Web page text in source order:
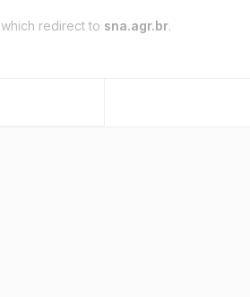
which redirect to sna.agr.br.